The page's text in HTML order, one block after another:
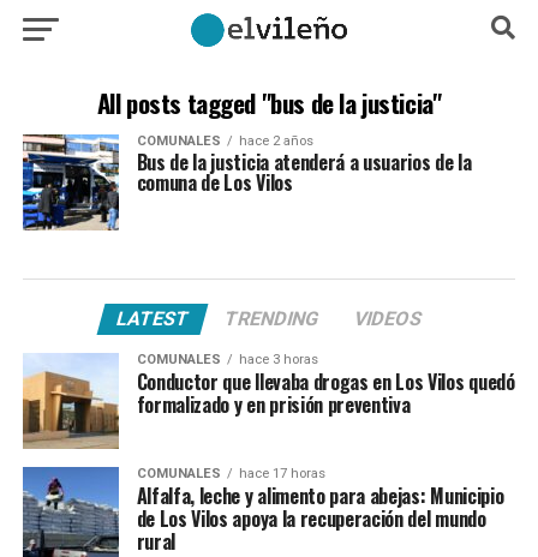
All posts tagged "bus de la justicia"
COMUNALES hace 2 años
Bus de la justicia atenderá a usuarios de la
comuna de Los Vilos
LATEST TRENDING VIDEOS
COMUNALES hace 3 horas
Conductor que llevaba drogas en Los Vilos quedó
formalizado y en prisión preventiva
COMUNALES hace 17 horas
Alfalfa, leche y alimento para abejas: Municipio
de Los Vilos apoya la recuperación del mundo
rural